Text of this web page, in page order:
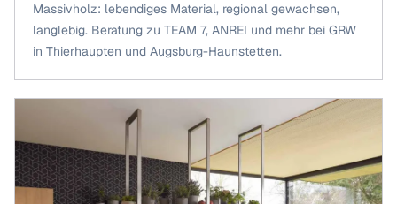
Massivholz: lebendiges Material, regional gewachsen,
langlebig. Beratung zu TEAM 7, ANREI und mehr bei GRW
in Thierhaupten und Augsburg-Haunstetten.